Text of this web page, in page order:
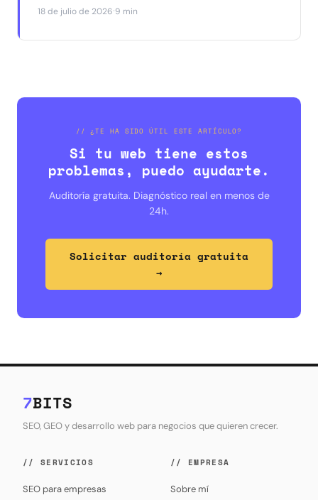
Barcelona. Qué funciona, qué ya no funciona y por
18 de julio de 2026·9 min
// ¿TE HA SIDO ÚTIL ESTE ARTÍCULO?
Si tu web tiene estos
problemas, puedo ayudarte.
Auditoría gratuita. Diagnóstico real en menos de
24h.
Solicitar auditoría gratuita
→
7BITS
SEO, GEO y desarrollo web para negocios que quieren crecer.
// SERVICIOS
SEO para empresas
// EMPRESA
Sobre mí